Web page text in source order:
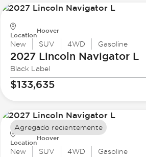
Location
Hoover
New SUV 4WD Gasoline
2027 Lincoln Navigator L
Black Label
$133,635
Location
Hoover
New SUV 4WD Gasoline
Agregado recientemente